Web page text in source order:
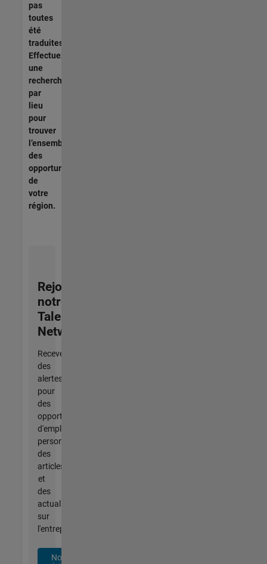
pas
toutes
été
traduites.
Effectuez
une
recherche
par
lieu
pour
trouver
l’ensemble
des
opportunités
de
votre
région.
Rejoignez
notre
Talent
Network
Recevez
des
alertes
pour
des
opportunités
d'emploi
personnalisées,
des
articles
et
des
actualités
sur
l'entreprise.
Nous